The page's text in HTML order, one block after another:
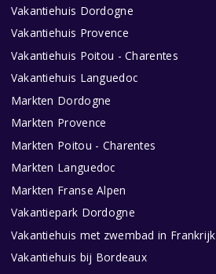
Vakantiehuis Dordogne
Vakantiehuis Provence
Vakantiehuis Poitou - Charentes
Vakantiehuis Languedoc
Markten Dordogne
Markten Provence
Markten Poitou - Charentes
Markten Languedoc
Markten Franse Alpen
Vakantiepark Dordogne
Vakantiehuis met zwembad in Frankrijk
Vakantiehuis bij Bordeaux